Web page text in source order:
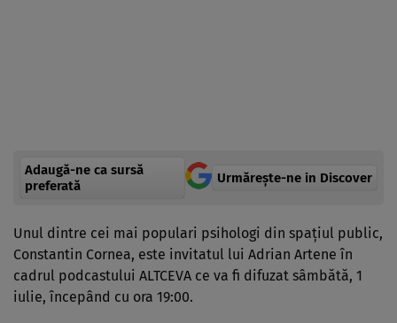
Adaugă-ne ca sursă
preferată
Urmărește-ne in Discover
Unul dintre cei mai populari psihologi din spațiul public,
Constantin Cornea, este invitatul lui Adrian Artene în
cadrul podcastului ALTCEVA ce va fi difuzat sâmbătă, 1
iulie, începând cu ora 19:00.